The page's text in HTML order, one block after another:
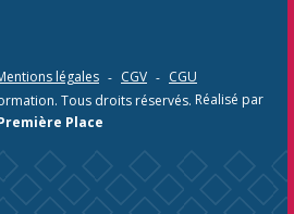
légales CGV
CGU
. Tous droits réservés. Réalisé par
Place